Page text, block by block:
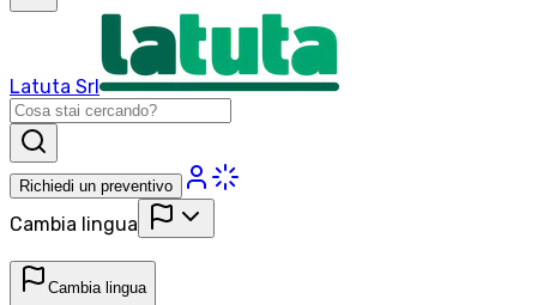
Latuta Srl
Richiedi un preventivo
Cambia lingua
Cambia lingua